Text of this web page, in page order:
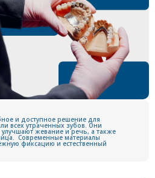
и доступное решение для
всех утраченных зубов. Они
жевание и речь, а также
Современные материалы
фиксацию и естественный